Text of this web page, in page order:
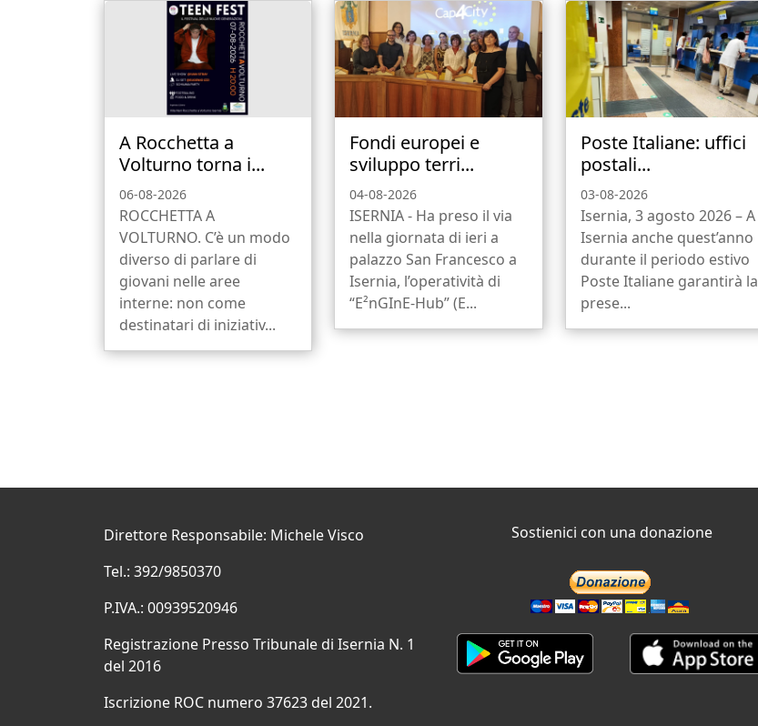
A Rocchetta a
Volturno torna i...
06-08-2026
ROCCHETTA A
VOLTURNO. C’è un modo
diverso di parlare di
giovani nelle aree
interne: non come
destinatari di iniziativ...
Fondi europei e
sviluppo terri...
04-08-2026
ISERNIA - Ha preso il via
nella giornata di ieri a
palazzo San Francesco a
Isernia, l’operatività di
“E²nGInE-Hub” (E...
Poste Italiane: uffici
postali...
03-08-2026
Isernia, 3 agosto 2026 – A
Isernia anche quest’anno
durante il periodo estivo
Poste Italiane garantirà la
prese...
Direttore Responsabile: Michele Visco
Tel.: 392/9850370
P.IVA.: 00939520946
Registrazione Presso Tribunale di Isernia N. 1
del 2016
Iscrizione ROC numero 37623 del 2021.
Sostienici con una donazione